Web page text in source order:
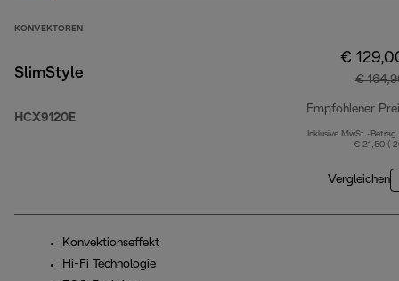
KONVEKTOREN
SlimStyle
HCX9120E
€
€
Empfohlener
Inklusive MwSt.-Betrag
€ 21,50 (
Vergleichen
Konvektionseffekt
Hi-Fi Technologie